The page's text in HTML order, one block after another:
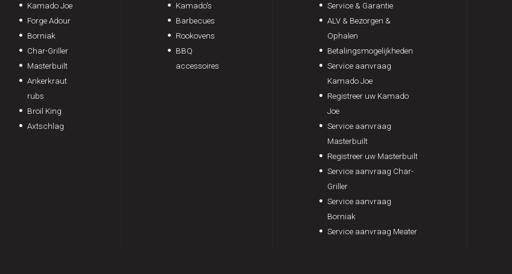
Kamado Joe
Forge Adour
Borniak
Char-Griller
Masterbuilt
Ankerkraut
rubs
Broil King
Axtschlag
Kamado's
Barbecues
Rookovens
BBQ
accessoires
Service & Garantie
ALV & Bezorgen &
Ophalen
Betalingsmogelijkheden
Service aanvraag
Kamado Joe
Registreer uw Kamado
Joe
Service aanvraag
Masterbuilt
Registreer uw Masterbuilt
Service aanvraag Char-
Griller
Service aanvraag
Borniak
Service aanvraag Meater